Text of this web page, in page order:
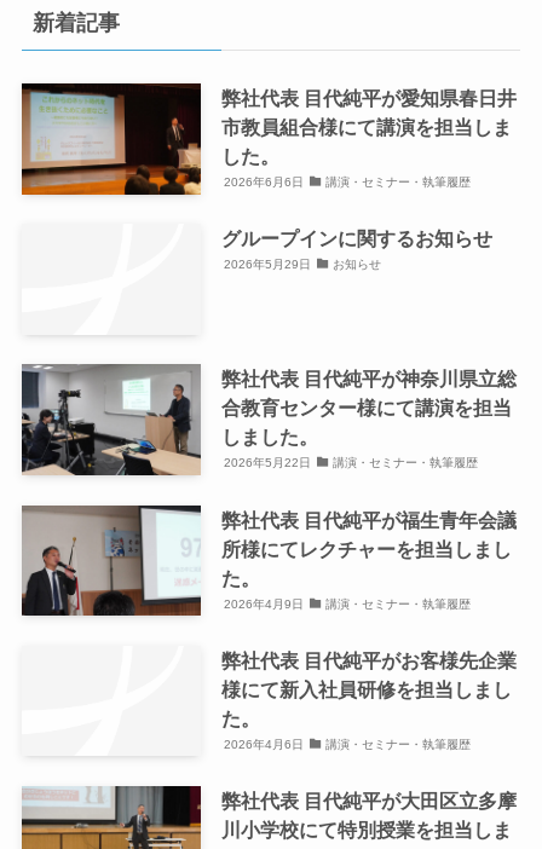
新着記事
弊社代表 目代純平が愛知県春日井
市教員組合様にて講演を担当しま
した。
2026年6月6日 講演・セミナー・執筆履歴
グループインに関するお知らせ
2026年5月29日 お知らせ
弊社代表 目代純平が神奈川県立総
合教育センター様にて講演を担当
しました。
2026年5月22日 講演・セミナー・執筆履歴
弊社代表 目代純平が福生青年会議
所様にてレクチャーを担当しまし
た。
2026年4月9日 講演・セミナー・執筆履歴
弊社代表 目代純平がお客様先企業
様にて新入社員研修を担当しまし
た。
2026年4月6日 講演・セミナー・執筆履歴
弊社代表 目代純平が大田区立多摩
川小学校にて特別授業を担当しま